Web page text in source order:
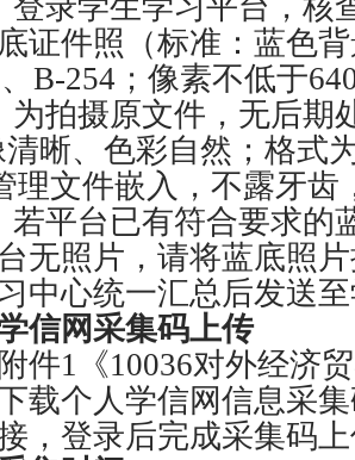
学生学习平台，核
证件照（标准：蓝色
B-254；像素不低于
为拍摄原文件，无后期
晰、色彩自然；格式
理文件嵌入，不露牙齿
台已有符合要求的
无照片，请将蓝底照
中心统一汇总后发送
信网采集码上传
1《10036对外经济贸
载个人学信网信息采
，登录后完成采集码